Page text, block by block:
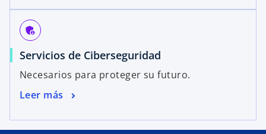
admin_panel_settings
Servicios de Ciberseguridad
Necesarios para proteger su futuro.
Leer más